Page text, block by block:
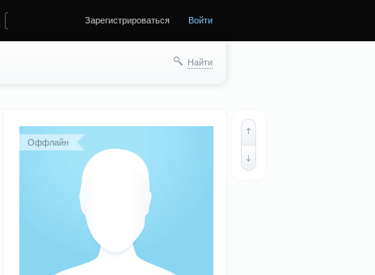
Зарегистрироваться Войти
Найти
Оффлайн